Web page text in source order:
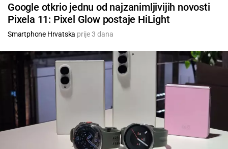
Google otkrio jednu od najzanimljivijih novosti
Pixela 11: Pixel Glow postaje HiLight
Smartphone Hrvatska prije 3 dana